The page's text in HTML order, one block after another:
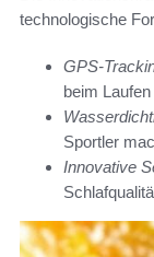
technologische
GPS-
beim
Sportler
Innovative